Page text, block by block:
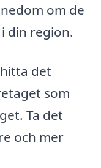
om de
din region.
det
som
Ta det
och mer